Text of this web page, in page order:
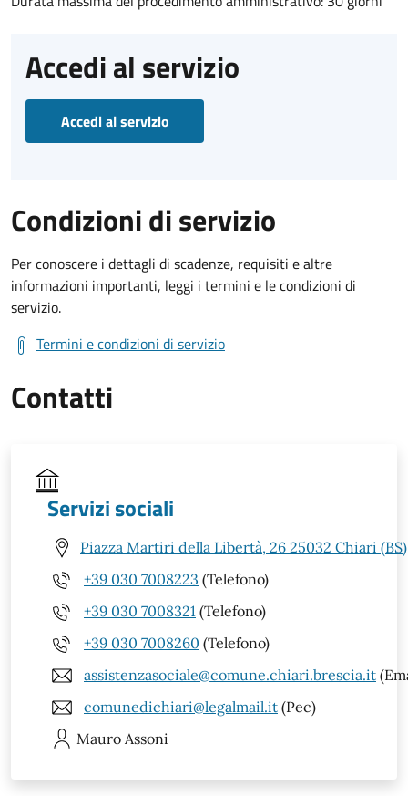
Accedi al servizio
Accedi al servizio
Condizioni di servizio
Per conoscere i dettagli di scadenze, requisiti e altre
informazioni importanti, leggi i termini e le condizioni di
servizio.
Termini e condizioni di servizio
Contatti
Servizi sociali
Piazza Martiri della Libertà, 26 25032 Chiari (BS)
+39 030 7008223 (Telefono)
+39 030 7008321 (Telefono)
+39 030 7008260 (Telefono)
assistenzasociale@comune.chiari.brescia.it
comunedichiari@legalmail.it (Pec)
Mauro Assoni